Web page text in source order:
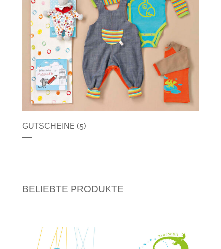
GUTSCHEINE (5)
BELIEBTE PRODUKTE